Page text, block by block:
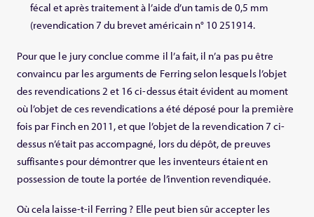
fécal et après traitement à l’aide d’un tamis de 0,5 mm
(revendication 7 du brevet américain n° 10 251914.
Pour que le jury conclue comme il l’a fait, il n’a pas pu être
convaincu par les arguments de Ferring selon lesquels l’objet
des revendications 2 et 16 ci-dessus était évident au moment
où l’objet de ces revendications a été déposé pour la première
fois par Finch en 2011, et que l’objet de la revendication 7 ci-
dessus n’était pas accompagné, lors du dépôt, de preuves
suffisantes pour démontrer que les inventeurs étaient en
possession de toute la portée de l’invention revendiquée.
Où cela laisse-t-il Ferring ? Elle peut bien sûr accepter les